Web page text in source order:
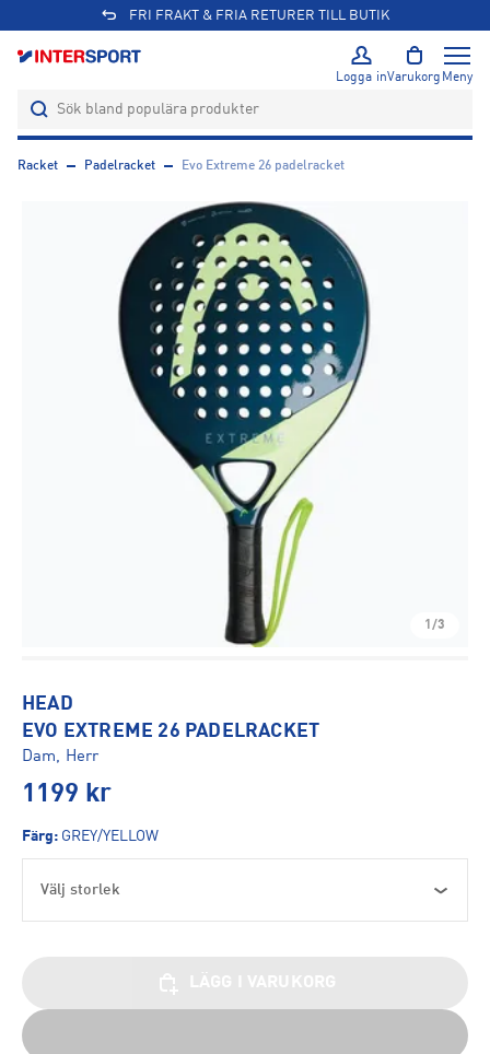
FRI FRAKT & FRIA RETURER TILL BUTIK
Logga inVarukorg Meny
Racket Padelracket Evo Extreme 26 padelracket
1/3
HEAD
EVO EXTREME 26 PADELRACKET
Dam, Herr
1199 kr
Färg: GREY/YELLOW
Välj storlek